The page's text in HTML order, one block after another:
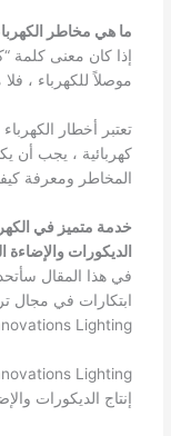
ما هي مخاطر
إذا كان معنى كلمة
موصلاً للكهرباء ،
تعتبر أخطار
كهربائية ، يجب أن
المخاطر ومعرفة
خدمة متميز في
الديكورات والإضاءة
في هذا المقال
ابتكارات في مجال
Lighting.
إنتاج الديكورات